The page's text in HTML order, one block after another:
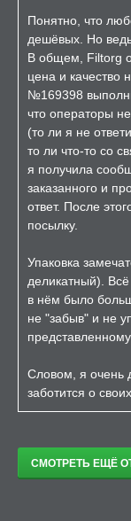
Понятно, что
дешёвых. Но
В общем, Filtorg
цена и качество
№169398
что операторы
(то ли я не
то ли что-то со
я получила
заказанного и
ответ. После
посылку.
Упаковка
деликатный). Всё
в нём было
не "забыв" и не
Словом, я очень
заботится о
СМОТРЕТЬ ЕЩЁ